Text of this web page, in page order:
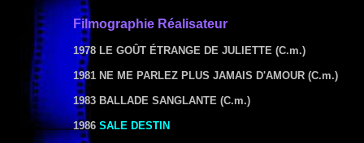
Filmographie Réalisateur
1978 LE GOÛT ÉTRANGE DE JULIETTE (C.m.)
1981 NE ME PARLEZ PLUS JAMAIS D'AMOUR (C.m.)
1983 BALLADE SANGLANTE (C.m.)
1986 SALE DESTIN